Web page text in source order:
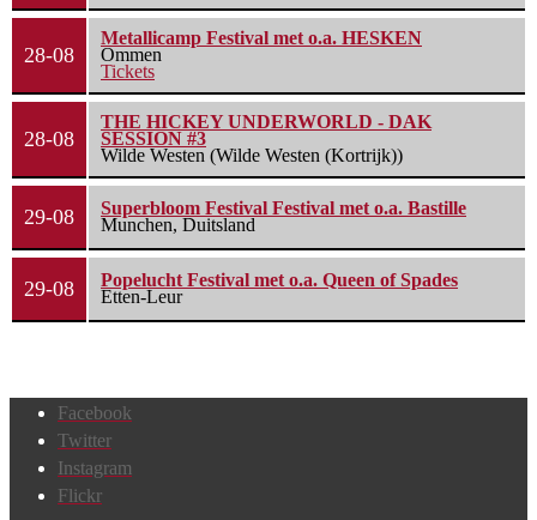
28-08
Metallicamp Festival met o.a. HESKEN
Ommen
Tickets
28-08
THE HICKEY UNDERWORLD - DAK
SESSION #3
Wilde Westen (Wilde Westen (Kortrijk))
29-08
Superbloom Festival Festival met o.a. Bastille
Munchen, Duitsland
29-08
Popelucht Festival met o.a. Queen of Spades
Etten-Leur
Facebook
Twitter
Instagram
Flickr